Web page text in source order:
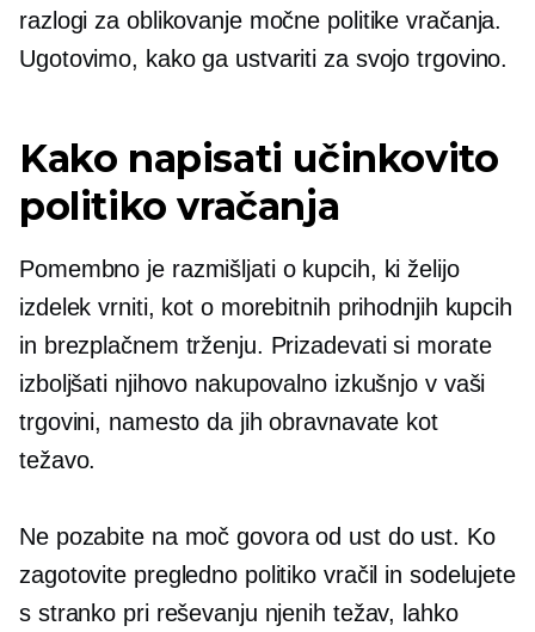
razlogi za oblikovanje močne politike vračanja.
Ugotovimo, kako ga ustvariti za svojo trgovino.
Kako napisati učinkovito
politiko vračanja
Pomembno je razmišljati o kupcih, ki želijo
izdelek vrniti, kot o morebitnih prihodnjih kupcih
in brezplačnem trženju. Prizadevati si morate
izboljšati njihovo nakupovalno izkušnjo v vaši
trgovini, namesto da jih obravnavate kot
težavo.
Ne pozabite na moč govora od ust do ust. Ko
zagotovite pregledno politiko vračil in sodelujete
s stranko pri reševanju njenih težav, lahko